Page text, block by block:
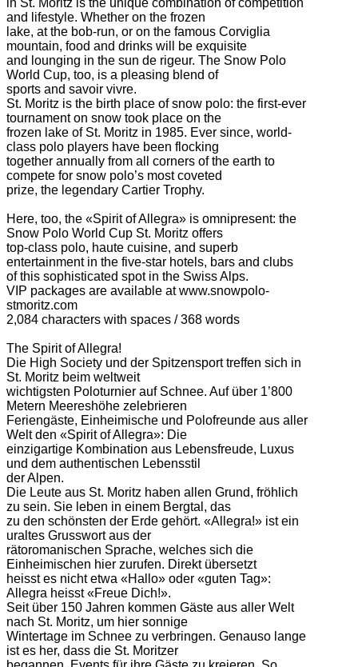
and lifestyle. Whether on the frozen
lake, at the bob-run, or on the famous Corviglia
mountain, food and drinks will be exquisite
and lounging in the sun de rigeur. The Snow Polo
World Cup, too, is a pleasing blend of
sports and savoir vivre.
St. Moritz is the birth place of snow polo: the first-ever
tournament on snow took place on the
frozen lake of St. Moritz in 1985. Ever since, world-
class polo players have been flocking
together annually from all corners of the earth to
compete for snow polo’s most coveted
prize, the legendary Cartier Trophy.
Here, too, the «Spirit of Allegra» is omnipresent: the
Snow Polo World Cup St. Moritz offers
top-class polo, haute cuisine, and superb
entertainment in the five-star hotels, bars and clubs
of this sophisticated spot in the Swiss Alps.
VIP packages are available at www.snowpolo-
stmoritz.com
2,084 characters with spaces / 368 words
The Spirit of Allegra!
Die High Society und der Spitzensport treffen sich in
St. Moritz beim weltweit
wichtigsten Poloturnier auf Schnee. Auf über 1’800
Metern Meereshöhe zelebrieren
Feriengäste, Einheimische und Polofreunde aus aller
Welt den «Spirit of Allegra»: Die
einzigartige Kombination aus Lebensfreude, Luxus
und dem authentischen Lebensstil
der Alpen.
Die Leute aus St. Moritz haben allen Grund, fröhlich
zu sein. Sie leben in einem Bergtal, das
zu den schönsten der Erde gehört. «Allegra!» ist ein
uraltes Grusswort aus der
rätoromanischen Sprache, welches sich die
Einheimischen hier zurufen. Direkt übersetzt
heisst es nicht etwa «Hallo» oder «guten Tag»:
Allegra heisst «Freue Dich!».
Seit über 150 Jahren kommen Gäste aus aller Welt
nach St. Moritz, um hier sonnige
Wintertage im Schnee zu verbringen. Genauso lange
ist es her, dass die St. Moritzer